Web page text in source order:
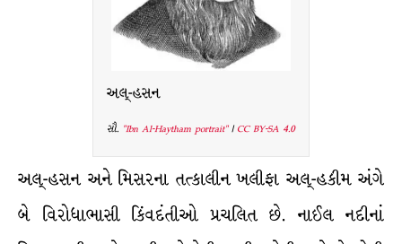
અલ્-હસન
સૌ. "Ibn Al-Haytham portrait"|CC BY-SA 4.0
અલ્-હસન અને મિસરના તત્કાલીન ખલીફા અલ્-હકીમ અંગે
બે વિરોધાભાસી કિંવદંતીઓ પ્રચલિત છે. નાઈલ નદીનાં